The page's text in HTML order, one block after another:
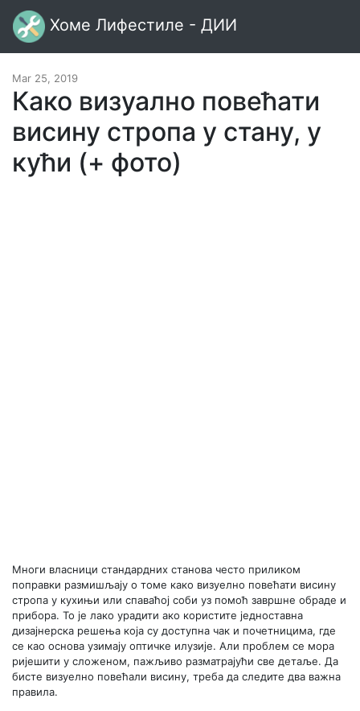
Хоме Лифестиле - ДИИ
Mar 25, 2019
Како визуално повећати
висину стропа у стану, у
кући (+ фото)
Многи власници стандардних станова често приликом
поправки размишљају о томе како визуелно повећати висину
стропа у кухињи или спаваћој соби уз помоћ завршне обраде и
прибора. То је лако урадити ако користите једноставна
дизајнерска решења која су доступна чак и почетницима, где
се као основа узимају оптичке илузије. Али проблем се мора
ријешити у сложеном, пажљиво разматрајући све детаље. Да
бисте визуелно повећали висину, треба да следите два важна
правила.